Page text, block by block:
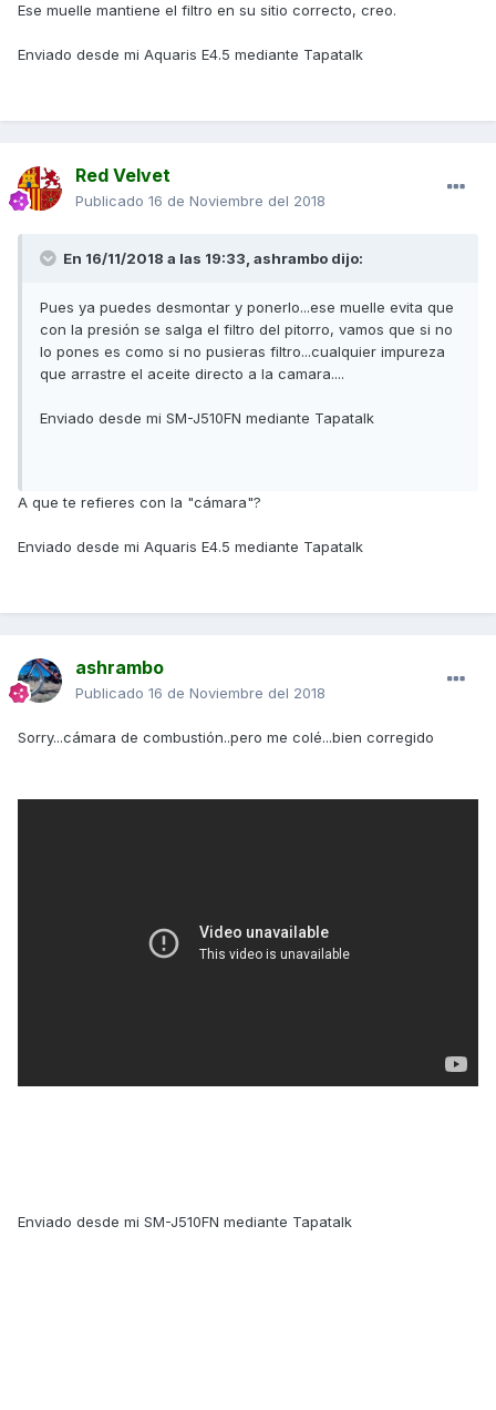
Ese muelle mantiene el filtro en su sitio correcto, creo.
Enviado desde mi Aquaris E4.5 mediante Tapatalk
Red Velvet
Publicado 16 de Noviembre del 2018
En 16/11/2018 a las 19:33, ashrambo dijo:
Pues ya puedes desmontar y ponerlo...ese muelle evita que
con la presión se salga el filtro del pitorro, vamos que si no
lo pones es como si no pusieras filtro...cualquier impureza
que arrastre el aceite directo a la camara....
Enviado desde mi SM-J510FN mediante Tapatalk
A que te refieres con la "cámara"?
Enviado desde mi Aquaris E4.5 mediante Tapatalk
ashrambo
Publicado 16 de Noviembre del 2018
Sorry...cámara de combustión..pero me colé...bien corregido
Enviado desde mi SM-J510FN mediante Tapatalk